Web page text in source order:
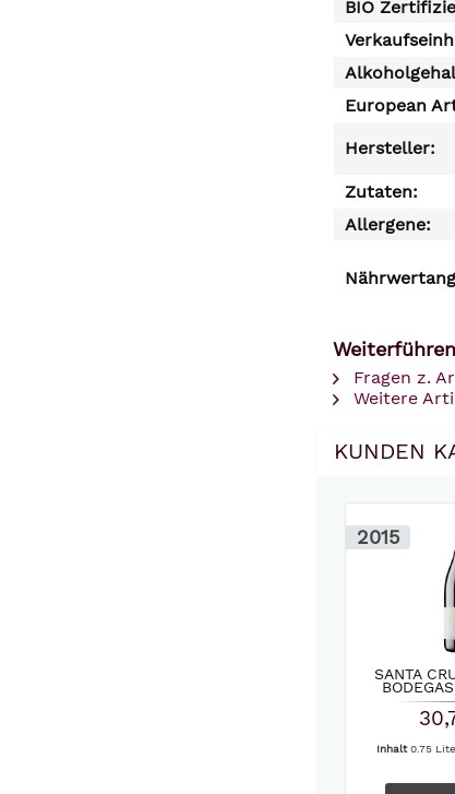
BIO
European
Hersteller:
Zutaten:
Allergene:
Fragen z.
Weitere
KUNDEN
2015
SANTA
Inhalt0.75